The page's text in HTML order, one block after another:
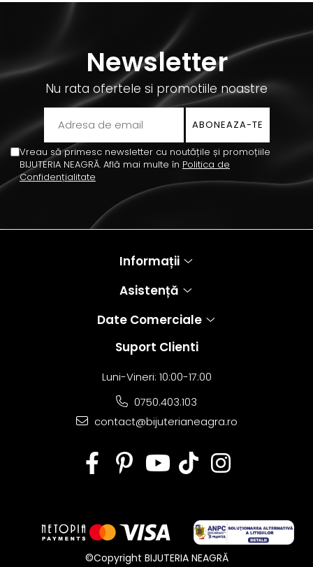
Newsletter
Nu rata ofertele si promotiile noastre
Vreau să primesc newsletter cu noutățile și promoțiile
BIJUTERIA NEAGRĂ. Află mai multe în Politica de
Confidențialitate
Informații
Asistență
Date Comerciale
Suport Clienti
Luni-Vineri: 10:00-17:00
0750.403.103
contact@bijuterianeagra.ro
©Copyright BIJUTERIA NEAGRĂ